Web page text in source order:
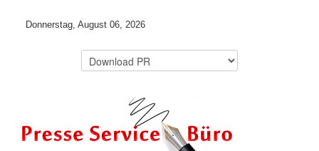
Donnerstag, August 06, 2026